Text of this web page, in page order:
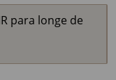
para longe de